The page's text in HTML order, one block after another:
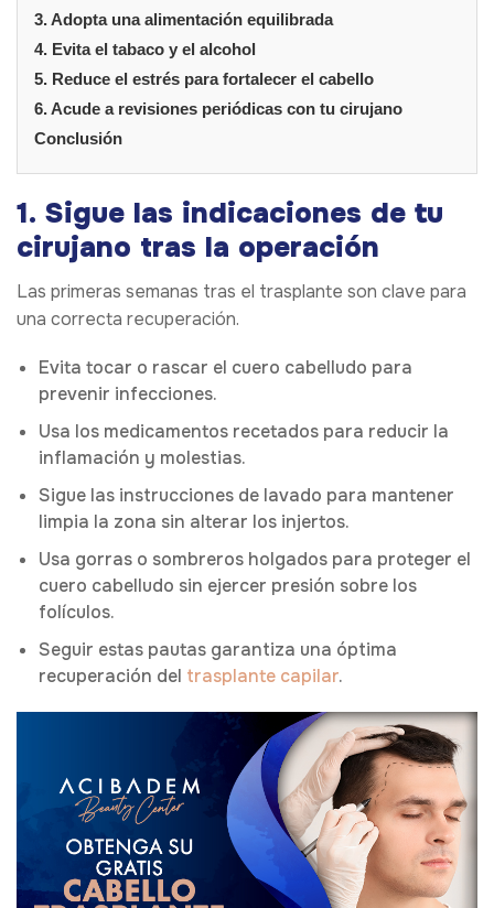
3. Adopta una alimentación equilibrada
4. Evita el tabaco y el alcohol
5. Reduce el estrés para fortalecer el cabello
6. Acude a revisiones periódicas con tu cirujano
Conclusión
1. Sigue las indicaciones de tu
cirujano tras la operación
Las primeras semanas tras el trasplante son clave para
una correcta recuperación.
Evita tocar o rascar el cuero cabelludo para
prevenir infecciones.
Usa los medicamentos recetados para reducir la
inflamación y molestias.
Sigue las instrucciones de lavado para mantener
limpia la zona sin alterar los injertos.
Usa gorras o sombreros holgados para proteger el
cuero cabelludo sin ejercer presión sobre los
folículos.
Seguir estas pautas garantiza una óptima
recuperación del trasplante capilar.